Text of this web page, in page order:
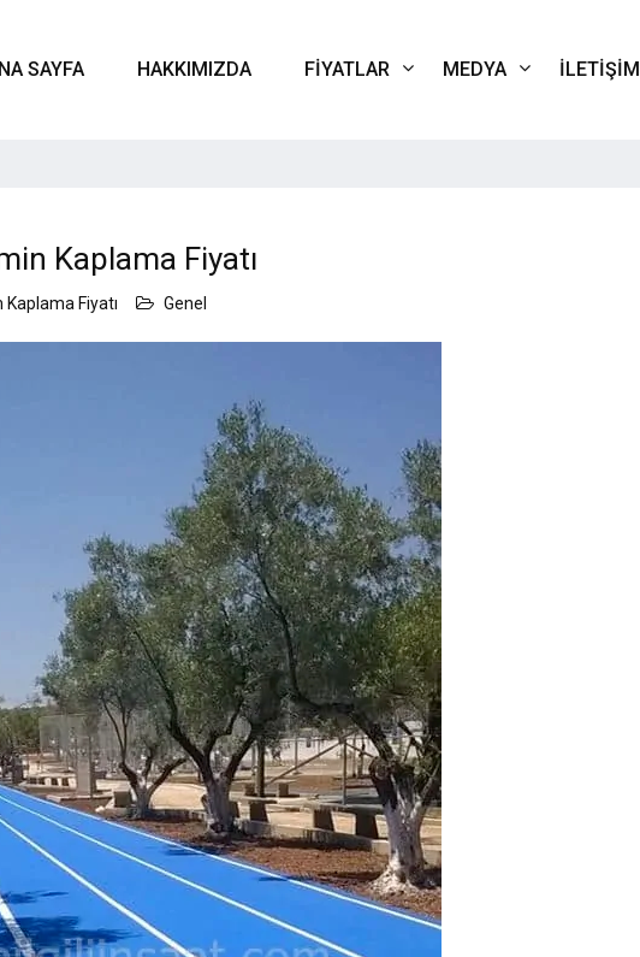
SAYFA HAKKIMIZDA FIYATLAR MEDYA İLETIŞIM
Kaplama Fiyatı
Kaplama Fiyatı Genel